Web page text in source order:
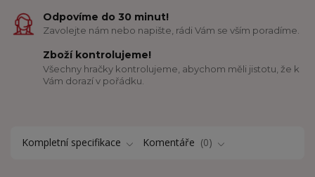
Odpovíme do 30 minut!
Zavolejte nám nebo napište, rádi Vám se vším poradíme.
Zboží kontrolujeme!
Všechny hračky kontrolujeme, abychom měli jistotu, že k
Vám dorazí v pořádku.
Kompletní specifikace Komentáře 0